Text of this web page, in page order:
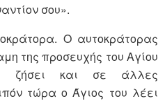
σου».
Ο αυτοκράτορας
της προσευχής του Αγίου
ζήσει και σε άλλες
τώρα ο Άγιος του λέει